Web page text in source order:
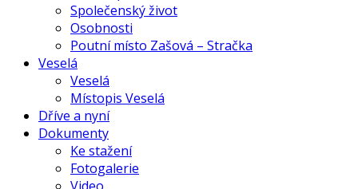
Společenský život
Osobnosti
Poutní místo Zašová – Stračka
Veselá
Veselá
Místopis Veselá
Dříve a nyní
Dokumenty
Ke stažení
Fotogalerie